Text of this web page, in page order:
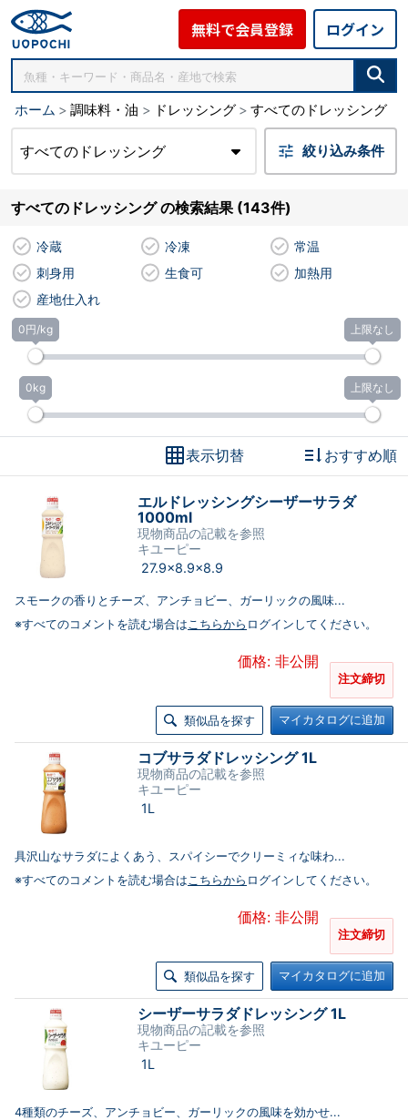
無料で会員登録 ログイン
ホーム 調味料・油 ドレッシング すべてのドレッシング
すべてのドレッシング 絞り込み条件
すべてのドレッシング の検索結果 (143件)
冷蔵 冷凍
常温
刺身用
生食可
加熱用
産地仕入れ
0円/kg 上限なし
0kg 上限なし
表示切替 おすすめ順
エルドレッシングシーザーサラダ
1000ml
現物商品の記載を参照
キユーピー
27.9×8.9×8.9
スモークの香りとチーズ、アンチョビー、ガーリックの風味...
※すべてのコメントを読む場合はこちらから ログインしてください。
価格: 非公開
注文締切
類似品を探す マイカタログに追加
コブサラダドレッシング 1L
現物商品の記載を参照
キユーピー
1L
具沢山なサラダによくあう、スパイシーでクリーミィな味わ...
※すべてのコメントを読む場合はこちらから ログインしてください。
価格: 非公開
注文締切
類似品を探す マイカタログに追加
シーザーサラダドレッシング 1L
現物商品の記載を参照
キユーピー
1L
4種類のチーズ、アンチョビー、ガーリックの風味を効かせ...